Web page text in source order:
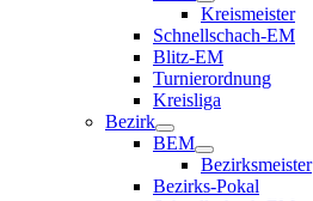
Kreismeister
Schnellschach-EM
Blitz-EM
Turnierordnung
Kreisliga
Bezirk
BEM
Bezirksmeister
Bezirks-Pokal